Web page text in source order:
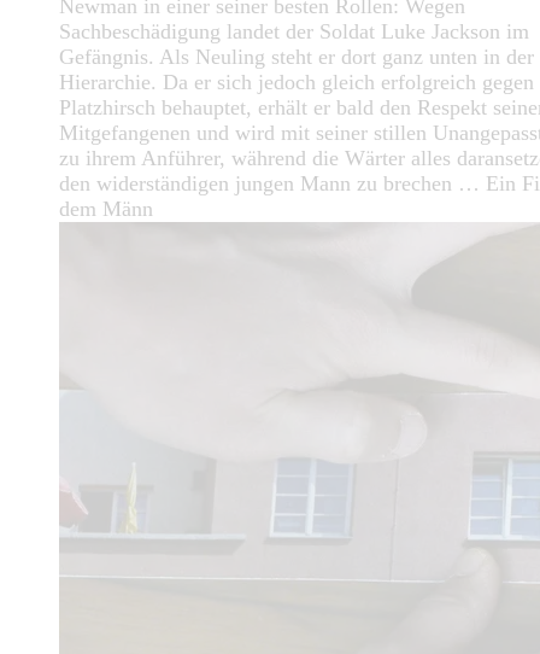
Newman in einer seiner besten Rollen: Wegen
Sachbeschädigung landet der Soldat Luke Jackson im
Gefängnis. Als Neuling steht er dort ganz unten in der
Hierarchie. Da er sich jedoch gleich erfolgreich gegen
Platzhirsch behauptet, erhält er bald den Respekt
Mitgefangenen und wird mit seiner stillen
zu ihrem Anführer, während die Wärter alles
den widerständigen jungen Mann zu brechen … Ein
dem Männ